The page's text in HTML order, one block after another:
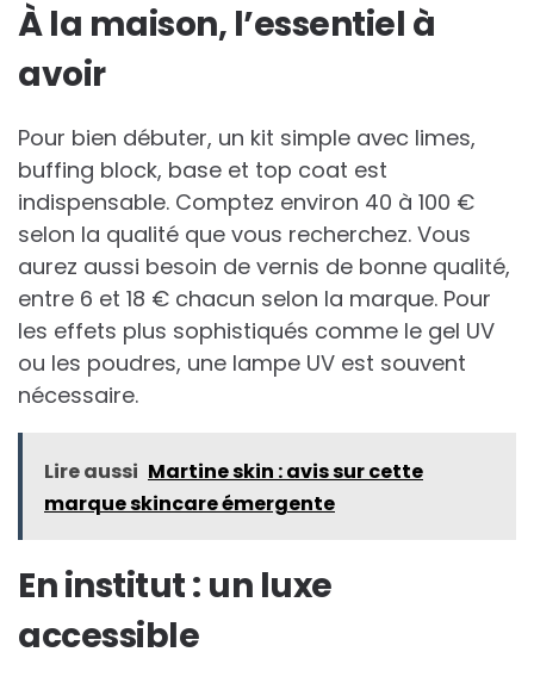
À la maison, l’essentiel à
avoir
Pour bien débuter, un kit simple avec limes,
buffing block, base et top coat est
indispensable. Comptez environ 40 à 100 €
selon la qualité que vous recherchez. Vous
aurez aussi besoin de vernis de bonne qualité,
entre 6 et 18 € chacun selon la marque. Pour
les effets plus sophistiqués comme le gel UV
ou les poudres, une lampe UV est souvent
nécessaire.
Lire aussi Martine skin : avis sur cette
marque skincare émergente
En institut : un luxe
accessible